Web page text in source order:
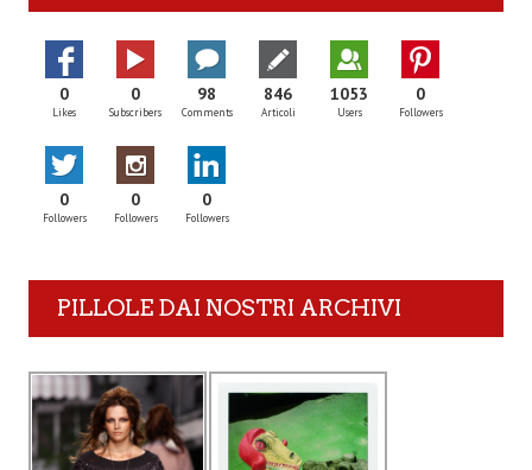
0
Likes
0
Subscribers
98
Comments
846
Articoli
1053
Users
0
Followers
0
Followers
0
Followers
0
Followers
PILLOLE DAI NOSTRI ARCHIVI